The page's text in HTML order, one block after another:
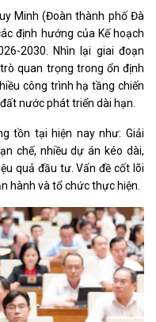
Minh (Đoàn thành phố Đà
định hướng của Kế hoạch
2030. Nhìn lại giai đoạn
quan trọng trong ổn định
công trình hạ tầng chiến
nước phát triển dài hạn.
tồn tại hiện nay như: Giải
chế, nhiều dự án kéo dài,
quả đầu tư. Vấn đề cốt lõi
hành và tổ chức thực hiện.